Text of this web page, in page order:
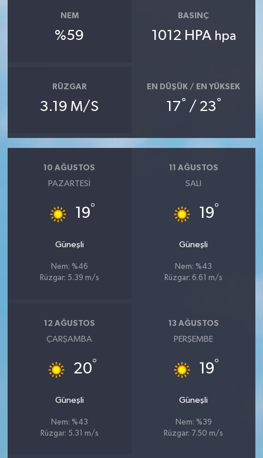
NEM
%59
BASINÇ
1012 HPA hpa
RÜZGAR
3.19 M/S
EN DÜŞÜK / EN YÜKSEK
17° / 23°
10 AĞUSTOS
PAZARTESI
19°
Güneşli
Nem: %46
Rüzgar: 5.39 m/s
11 AĞUSTOS
SALI
19°
Güneşli
Nem: %43
Rüzgar: 6.61 m/s
12 AĞUSTOS
ÇARŞAMBA
20°
Güneşli
Nem: %43
Rüzgar: 5.31 m/s
13 AĞUSTOS
PERŞEMBE
19°
Güneşli
Nem: %39
Rüzgar: 7.50 m/s